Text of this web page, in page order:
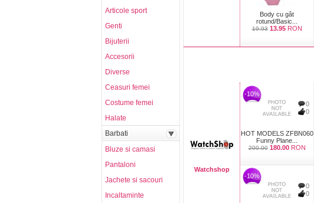
Body cu gât
rotund/Basic...
19.93 13.95 RON
Watchshop
-10%
0
0
HOT MODELS ZFBN060
Funny Plane...
200.00 180.00 RON
-10%
0
0
Articole sport
Genti
Bijuterii
Accesorii
Diverse
Ceasuri femei
Costume femei
Halate
Barbati
Bluze si camasi
Pantaloni
Jachete si sacouri
Incaltaminte